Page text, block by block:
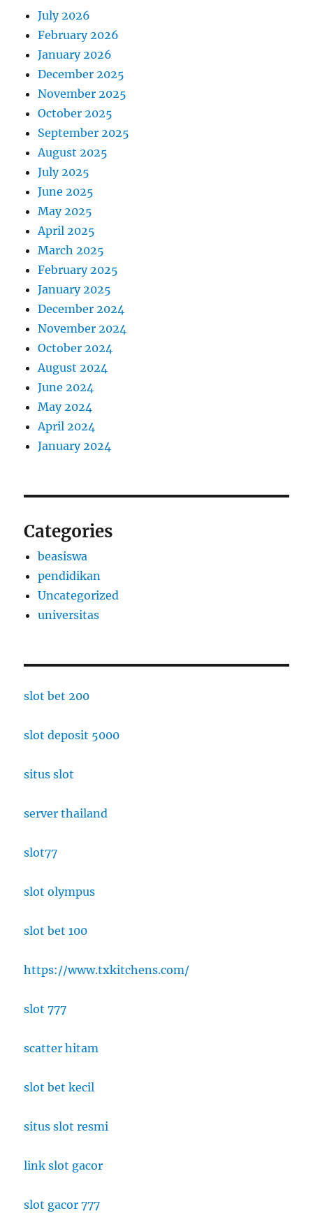
July 2026
February 2026
January 2026
December 2025
November 2025
October 2025
September 2025
August 2025
July 2025
June 2025
May 2025
April 2025
March 2025
February 2025
January 2025
December 2024
November 2024
October 2024
August 2024
June 2024
May 2024
April 2024
January 2024
Categories
beasiswa
pendidikan
Uncategorized
universitas
slot bet 200
slot deposit 5000
situs slot
server thailand
slot77
slot olympus
slot bet 100
https://www.txkitchens.com/
slot 777
scatter hitam
slot bet kecil
situs slot resmi
link slot gacor
slot gacor 777